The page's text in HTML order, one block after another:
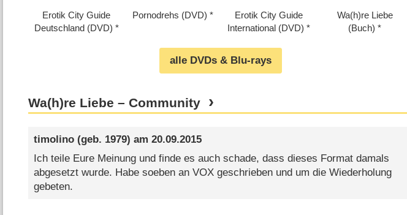
Erotik City Guide
Deutschland (DVD)
Pornodrehs (DVD)
Erotik City Guide
International (DVD)
Wa(h)re Liebe
(Buch)
alle DVDs & Blu-rays
Wa(h)re Liebe – Community
timolino(geb. 1979) am 20.09.2015
Ich teile Eure Meinung und finde es auch schade, dass dieses Format damals
abgesetzt wurde. Habe soeben an VOX geschrieben und um die Wiederholung
gebeten.